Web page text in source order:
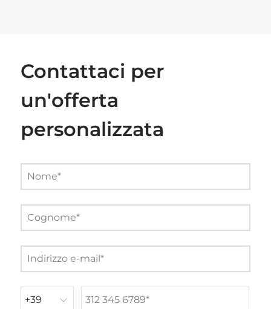
Contattaci per
un'offerta
personalizzata